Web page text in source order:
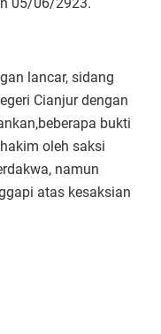
05/06/2923.
lancar, sidang
Cianjur dengan
bukti
oleh saksi
namun
atas kesaksian